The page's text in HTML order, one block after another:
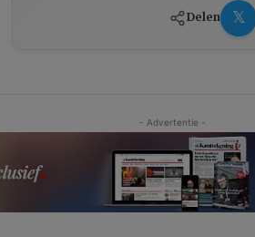
Delen 𝕏
- Advertentie -